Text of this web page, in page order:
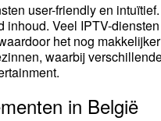
user-friendly en
Veel IPTV-
het nog
waarbij
in België